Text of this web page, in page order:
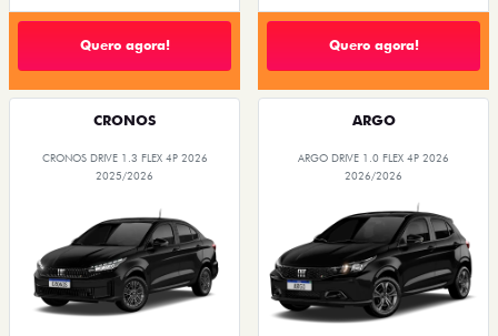
Quero agora! Quero agora!
CRONOS
CRONOS DRIVE 1.3 FLEX 4P 2026
2025/2026
ARGO
ARGO DRIVE 1.0 FLEX 4P 2026
2026/2026